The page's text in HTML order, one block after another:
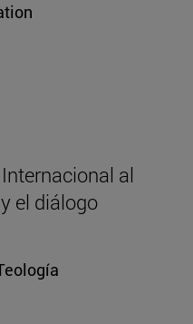
al
el diálogo